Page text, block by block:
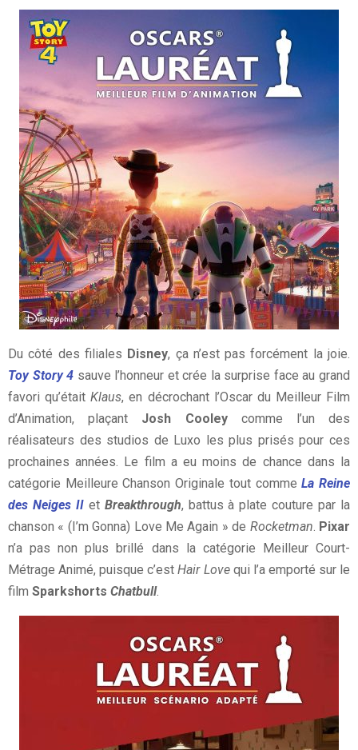
Du côté des filiales Disney, ça n’est pas forcément la joie.
Toy Story 4 sauve l’honneur et crée la surprise face au grand
favori qu’étaitKlaus, en décrochant l’Oscar du Meilleur Film
d’Animation, plaçant Josh Cooleycomme l’un des
réalisateurs des studios de Luxo les plus prisés pour ces
prochaines années. Le film a eu moins de chance dans la
catégorie Meilleure Chanson Originale tout commeLa Reine
des Neiges II et Breakthrough, battus à plate couture par la
chanson « (I’m Gonna) Love Me Again » de Rocketman. Pixar
n’a pas non plus brillé dans la catégorie Meilleur Court-
Métrage Animé, puisque c’estHair Lovequi l’a emporté sur le
film Sparkshorts Chatbull.